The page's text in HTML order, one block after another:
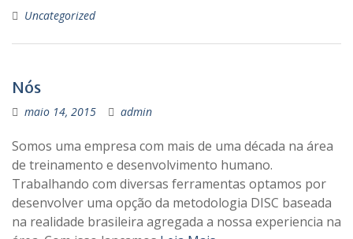
Uncategorized
Nós
maio 14, 2015 admin
Somos uma empresa com mais de uma década na área
de treinamento e desenvolvimento humano.
Trabalhando com diversas ferramentas optamos por
desenvolver uma opção da metodologia DISC baseada
na realidade brasileira agregada a nossa experiencia na